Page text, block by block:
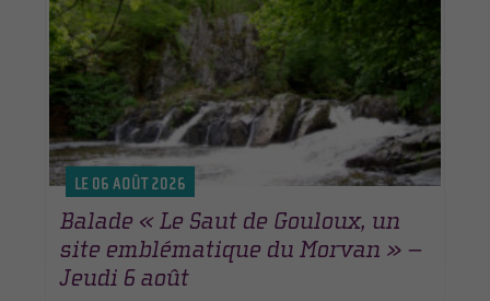
LE 06 AOÛT 2026
Balade « Le Saut de Gouloux, un
site emblématique du Morvan » –
Jeudi 6 août